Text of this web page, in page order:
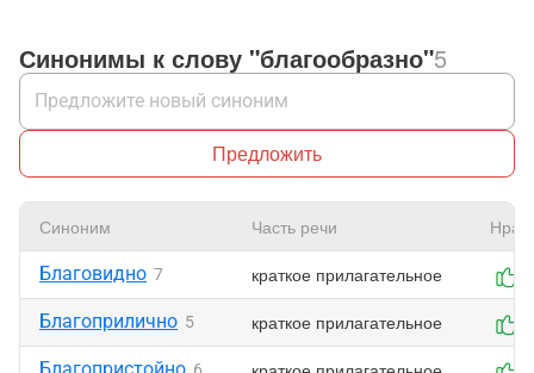
Синонимы к слову "благообразно"5
Предложить
Синоним Часть речи
Благовидно 7 краткое прилагательное
Благоприлично 5 краткое прилагательное